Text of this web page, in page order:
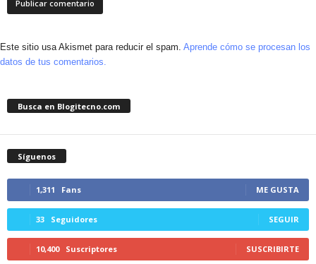
Este sitio usa Akismet para reducir el spam. Aprende cómo se procesan los
datos de tus comentarios.
Busca en Blogitecno.com
Síguenos
1,311 Fans ME GUSTA
33 Seguidores SEGUIR
10,400 Suscriptores SUSCRIBIRTE